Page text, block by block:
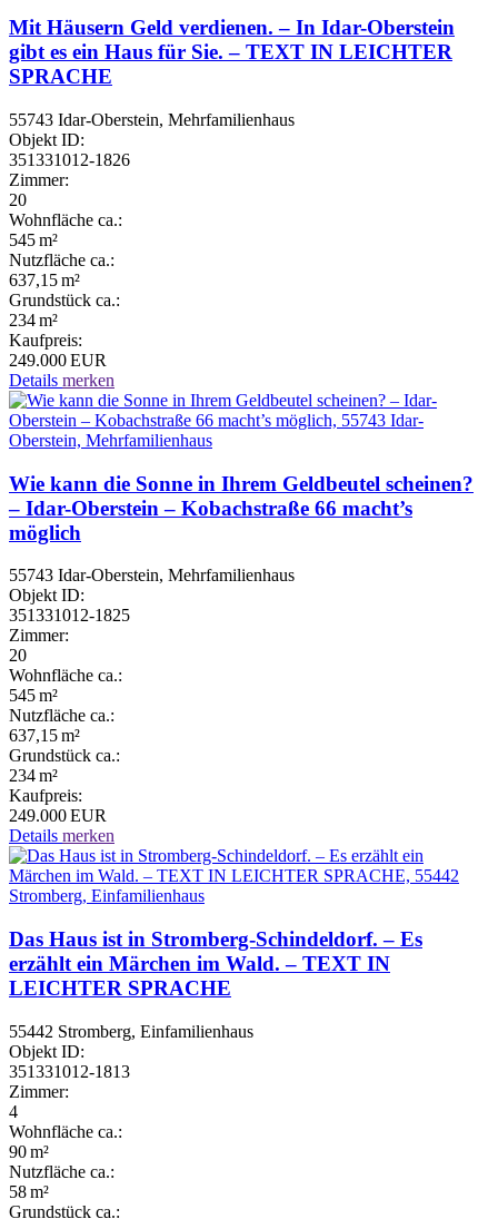
Mit Häusern Geld verdienen. – In Idar-Oberstein
gibt es ein Haus für Sie. – TEXT IN LEICHTER
SPRACHE
55743 Idar-Oberstein, Mehrfamilienhaus
Objekt ID:
351331012-1826
Zimmer:
20
Wohnfläche ca.:
545 m²
Nutzfläche ca.:
637,15 m²
Grund­stück ca.:
234 m²
Kaufpreis:
249.000 EUR
Details merken
Wie kann die Sonne in Ihrem Geldbeutel scheinen?
– Idar-Oberstein – Kobachstraße 66 macht’s
möglich
55743 Idar-Oberstein, Mehrfamilienhaus
Objekt ID:
351331012-1825
Zimmer:
20
Wohnfläche ca.:
545 m²
Nutzfläche ca.:
637,15 m²
Grund­stück ca.:
234 m²
Kaufpreis:
249.000 EUR
Details merken
Das Haus ist in Stromberg-Schindeldorf. – Es
erzählt ein Märchen im Wald. – TEXT IN
LEICHTER SPRACHE
55442 Stromberg, Einfamilienhaus
Objekt ID:
351331012-1813
Zimmer:
4
Wohnfläche ca.:
90 m²
Nutzfläche ca.:
58 m²
Grund­stück ca.: